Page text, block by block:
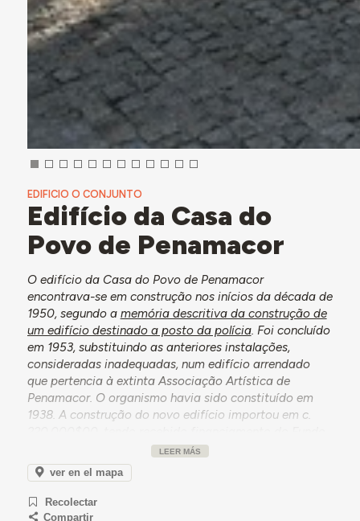
EDIFICIO O CONJUNTO
Edifício da Casa do
Povo de Penamacor
O edifício da Casa do Povo de Penamacor
encontrava-se em construção nos inícios da década de
1950, segundo a memória descritiva da construção de
um edifício destinado a posto da polícia. Foi concluído
em 1953, substituindo as anteriores instalações,
consideradas inadequadas, num edifício arrendado
que pertencia à extinta Associação Artística de
Penamacor. O organismo havia sido constituído em
1938. A construção do novo edifício importou em c.
Comum das Casas do Povo e do Fundo de
Desemprego.
Povo solicitou à Câmara Municipal de Penamacor
LEER MÁS
ver en el mapa
Recolectar
Compartir